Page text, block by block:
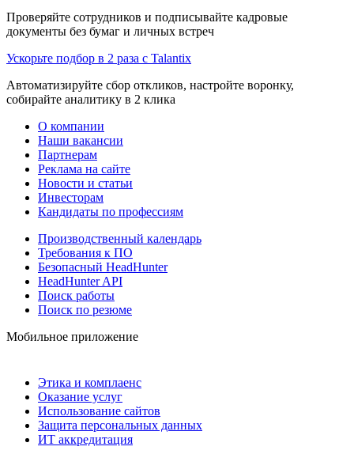
Проверяйте сотрудников и подписывайте кадровые
документы без бумаг и личных встреч
Ускорьте подбор в 2 раза с Talantix
Автоматизируйте сбор откликов, настройте воронку,
собирайте аналитику в 2 клика
О компании
Наши вакансии
Партнерам
Реклама на сайте
Новости и статьи
Инвесторам
Кандидаты по профессиям
Производственный календарь
Требования к ПО
Безопасный HeadHunter
HeadHunter API
Поиск работы
Поиск по резюме
Мобильное приложение
Этика и комплаенс
Оказание услуг
Использование сайтов
Защита персональных данных
ИТ аккредитация